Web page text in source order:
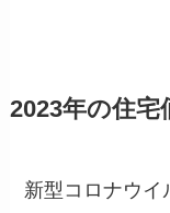
2023年の住宅
新型コロナウイ